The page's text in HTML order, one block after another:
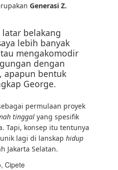
Generasi Z.
latar belakang
lebih banyak
mengakomodir
dengan
apapun bentuk
George.
permulaan proyek
tinggal yang spesifik
Tapi, konsep itu tentunya
lagi di lanskap hidup
Jakarta Selatan.
Cipete